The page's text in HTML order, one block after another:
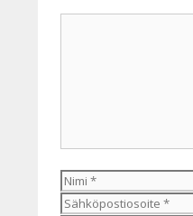
Nimi